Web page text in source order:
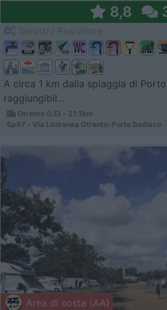
8,8
A circa 1 km dalla spiaggia di
raggiungibil...
Otranto (LE) - 21.1km
Sp87 - Via Litoranea Otranto-Porto Badisco
Area di sosta (AA)